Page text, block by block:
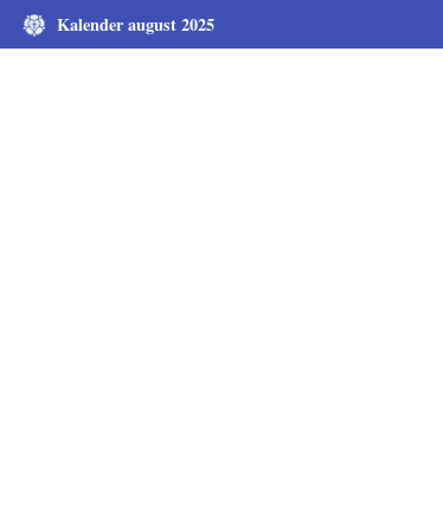
Kalender august 2025